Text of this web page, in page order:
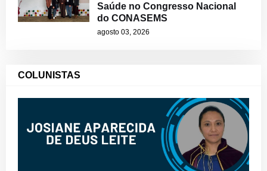
Saúde no Congresso Nacional
do CONASEMS
agosto 03, 2026
COLUNISTAS